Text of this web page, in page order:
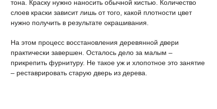
тона. Краску нужно наносить обычной кистью. Количество
слоев краски зависит лишь от того, какой плотности цвет
нужно получить в результате окрашивания.
На этом процесс восстановления деревянной двери
практически завершен. Осталось дело за малым –
прикрепить фурнитуру. Не такое уж и хлопотное это занятие
– реставрировать старую дверь из дерева.